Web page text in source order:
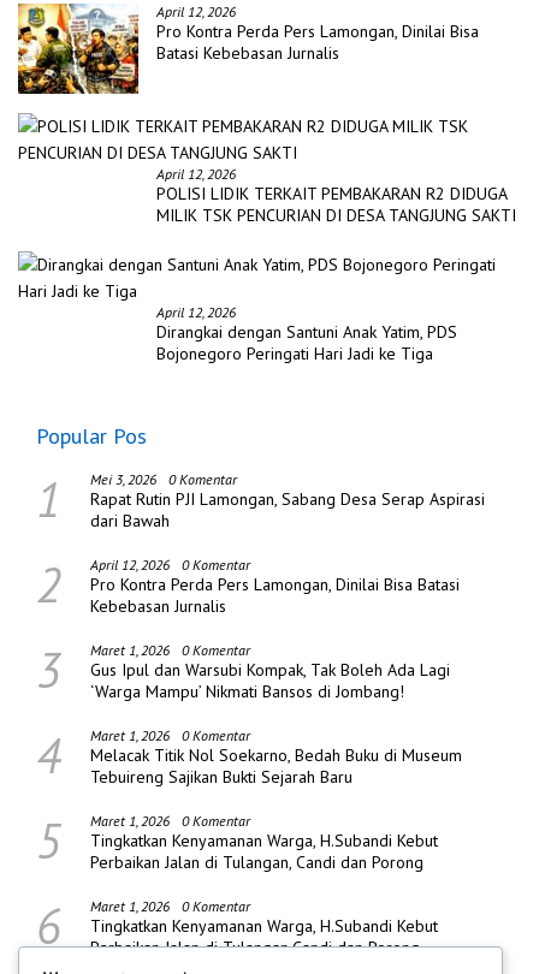
April 12, 2026
Pro Kontra Perda Pers Lamongan, Dinilai Bisa
Batasi Kebebasan Jurnalis
April 12, 2026
POLISI LIDIK TERKAIT PEMBAKARAN R2 DIDUGA
MILIK TSK PENCURIAN DI DESA TANGJUNG SAKTI
April 12, 2026
Dirangkai dengan Santuni Anak Yatim, PDS
Bojonegoro Peringati Hari Jadi ke Tiga
Popular Pos
1 Mei 3, 2026 0 Komentar
Rapat Rutin PJI Lamongan, Sabang Desa Serap Aspirasi
dari Bawah
2 April 12, 2026 0 Komentar
Pro Kontra Perda Pers Lamongan, Dinilai Bisa Batasi
Kebebasan Jurnalis
3 Maret 1, 2026 0 Komentar
Gus Ipul dan Warsubi Kompak, Tak Boleh Ada Lagi
‘Warga Mampu’ Nikmati Bansos di Jombang!
4 Maret 1, 2026 0 Komentar
Melacak Titik Nol Soekarno, Bedah Buku di Museum
Tebuireng Sajikan Bukti Sejarah Baru
5 Maret 1, 2026 0 Komentar
Tingkatkan Kenyamanan Warga, H.Subandi Kebut
Perbaikan Jalan di Tulangan, Candi dan Porong
6 Maret 1, 2026 0 Komentar
Tingkatkan Kenyamanan Warga, H.Subandi Kebut
Perbaikan Jalan di Tulangan,Candi dan Porong